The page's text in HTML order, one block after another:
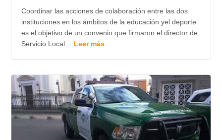
Coordinar las acciones de colaboración entre las dos
instituciones en los ámbitos de la educación yel deporte
es el objetivo de un convenio que firmaron el director de
Servicio Local… Leer más